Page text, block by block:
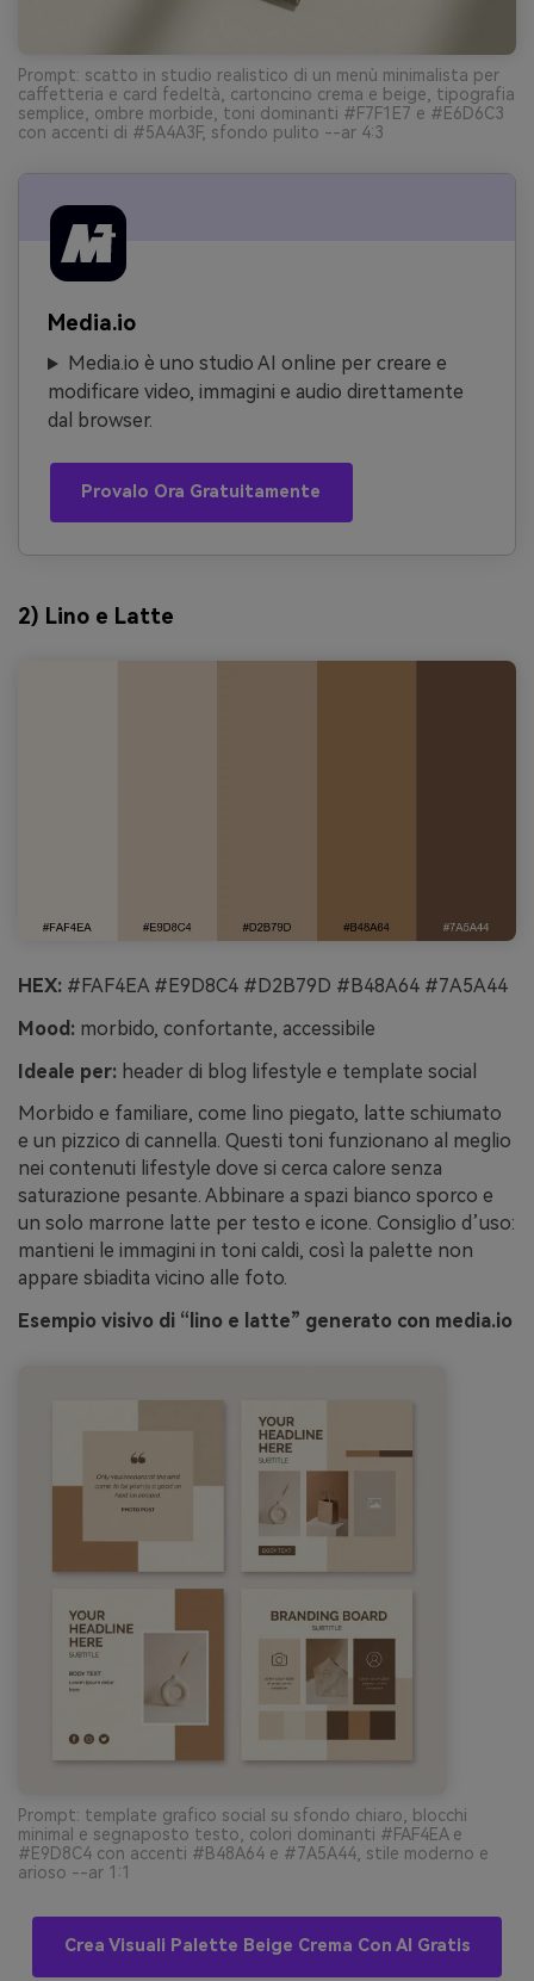
Prompt: scatto in studio realistico di un menù minimalista per
caffetteria e card fedeltà, cartoncino crema e beige, tipografia
semplice, ombre morbide, toni dominanti #F7F1E7 e #E6D6C3
con accenti di #5A4A3F, sfondo pulito --ar 4:3
Media.io
Media.io è uno studio AI online per creare e
modificare video, immagini e audio direttamente
dal browser.
Provalo Ora Gratuitamente
2) Lino e Latte
HEX: #FAF4EA #E9D8C4 #D2B79D #B48A64 #7A5A44
Mood: morbido, confortante, accessibile
Ideale per: header di blog lifestyle e template social
Morbido e familiare, come lino piegato, latte schiumato
e un pizzico di cannella. Questi toni funzionano al meglio
nei contenuti lifestyle dove si cerca calore senza
saturazione pesante. Abbinare a spazi bianco sporco e
un solo marrone latte per testo e icone. Consiglio d’uso:
mantieni le immagini in toni caldi, così la palette non
appare sbiadita vicino alle foto.
Esempio visivo di “lino e latte” generato con media.io
Prompt: template grafico social su sfondo chiaro, blocchi
minimal e segnaposto testo, colori dominanti #FAF4EA e
#E9D8C4 con accenti #B48A64 e #7A5A44, stile moderno e
arioso --ar 1:1
Crea Visuali Palette Beige Crema Con AI Gratis